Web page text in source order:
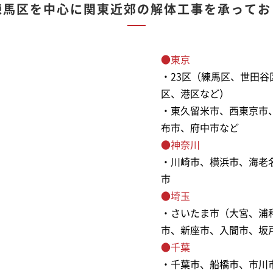
区を中心に関東近郊の解体工事を承って
●東京
・23区（練馬区、世田
区、港区など）
・東久留米市、西東京
布市、府中市など
●神奈川
・川崎市、横浜市、海
市
●埼玉
・さいたま市（大宮、
市、新座市、入間市、坂
●千葉
・千葉市、船橋市、市